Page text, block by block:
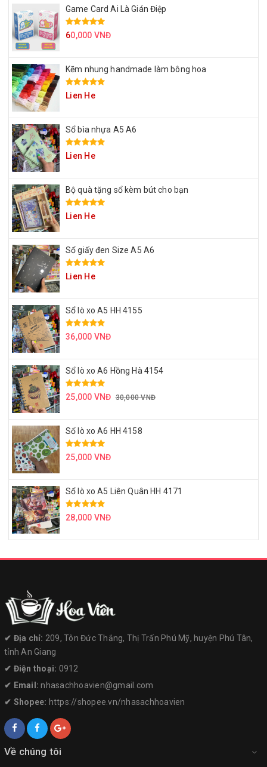
Game Card Ai Là Gián Điệp
60,000 VNĐ
Kẽm nhung handmade làm bông hoa
Lien He
Sổ bìa nhựa A5 A6
Lien He
Bộ quà tặng sổ kèm bút cho bạn
Lien He
Sổ giấy đen Size A5 A6
Lien He
Sổ lò xo A5 HH 4155
36,000 VNĐ
Sổ lò xo A6 Hồng Hà 4154
25,000 VNĐ 30,000 VNĐ
Sổ lò xo A6 HH 4158
25,000 VNĐ
Sổ lò xo A5 Liên Quân HH 4171
28,000 VNĐ
✔︎ Địa chỉ: 209, Tôn Đức Thắng, Thị Trấn Phú Mỹ, huyện Phú Tân,
tỉnh An Giang
✔︎ Điện thoại: 0912
✔︎ Email:nhasachhoavien@gmail.com
✔︎ Shopee: https://shopee.vn/nhasachhoavien
Về chúng tôi